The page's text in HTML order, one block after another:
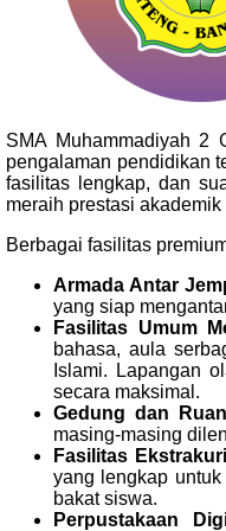
SMA Muhammadiyah 2
pengalaman pendidikan
fasilitas lengkap, dan
meraih prestasi
Berbagai fasilitas
Armada Antar
yang siap
Fasilitas Umum
bahasa, aula
Islami. Lapangan
secara maksimal.
Gedung dan
masing-masing
Fasilitas
yang lengkap
bakat siswa.
Perpustakaan